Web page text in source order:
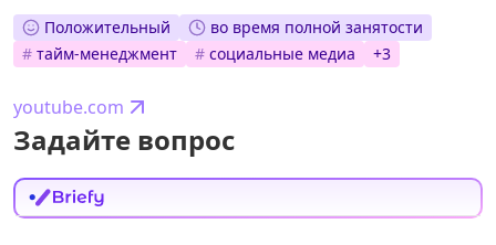
Положительный
во время полной занятости
# тайм-менеджмент # социальные медиа +3
youtube.com
Задайте вопрос